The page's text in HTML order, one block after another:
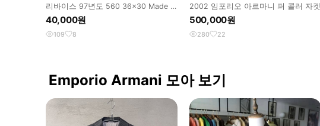
리바이스 97년도 560 36x30 Made in
USA
40,000원
109 8
2002 임포리오 아르마니 퍼 콜러 자켓
500,000원
280 22
Emporio Armani 모아 보기